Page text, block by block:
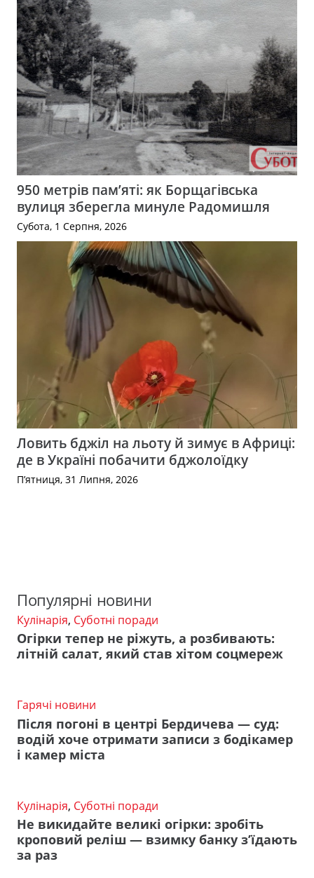
950 метрів пам’яті: як Борщагівська
вулиця зберегла минуле Радомишля
Субота, 1 Серпня, 2026
Ловить бджіл на льоту й зимує в Африці:
де в Україні побачити бджолоїдку
П’ятниця, 31 Липня, 2026
Популярні новини
Кулінарія, Суботні поради
Огірки тепер не ріжуть, а розбивають:
літній салат, який став хітом соцмереж
Гарячі новини
Після погоні в центрі Бердичева — суд:
водій хоче отримати записи з бодікамер
і камер міста
Кулінарія, Суботні поради
Не викидайте великі огірки: зробіть
кроповий реліш — взимку банку з’їдають
за раз